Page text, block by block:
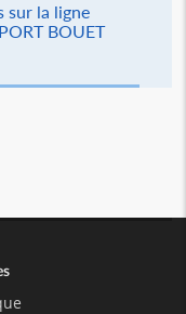
sur la ligne
BOUET